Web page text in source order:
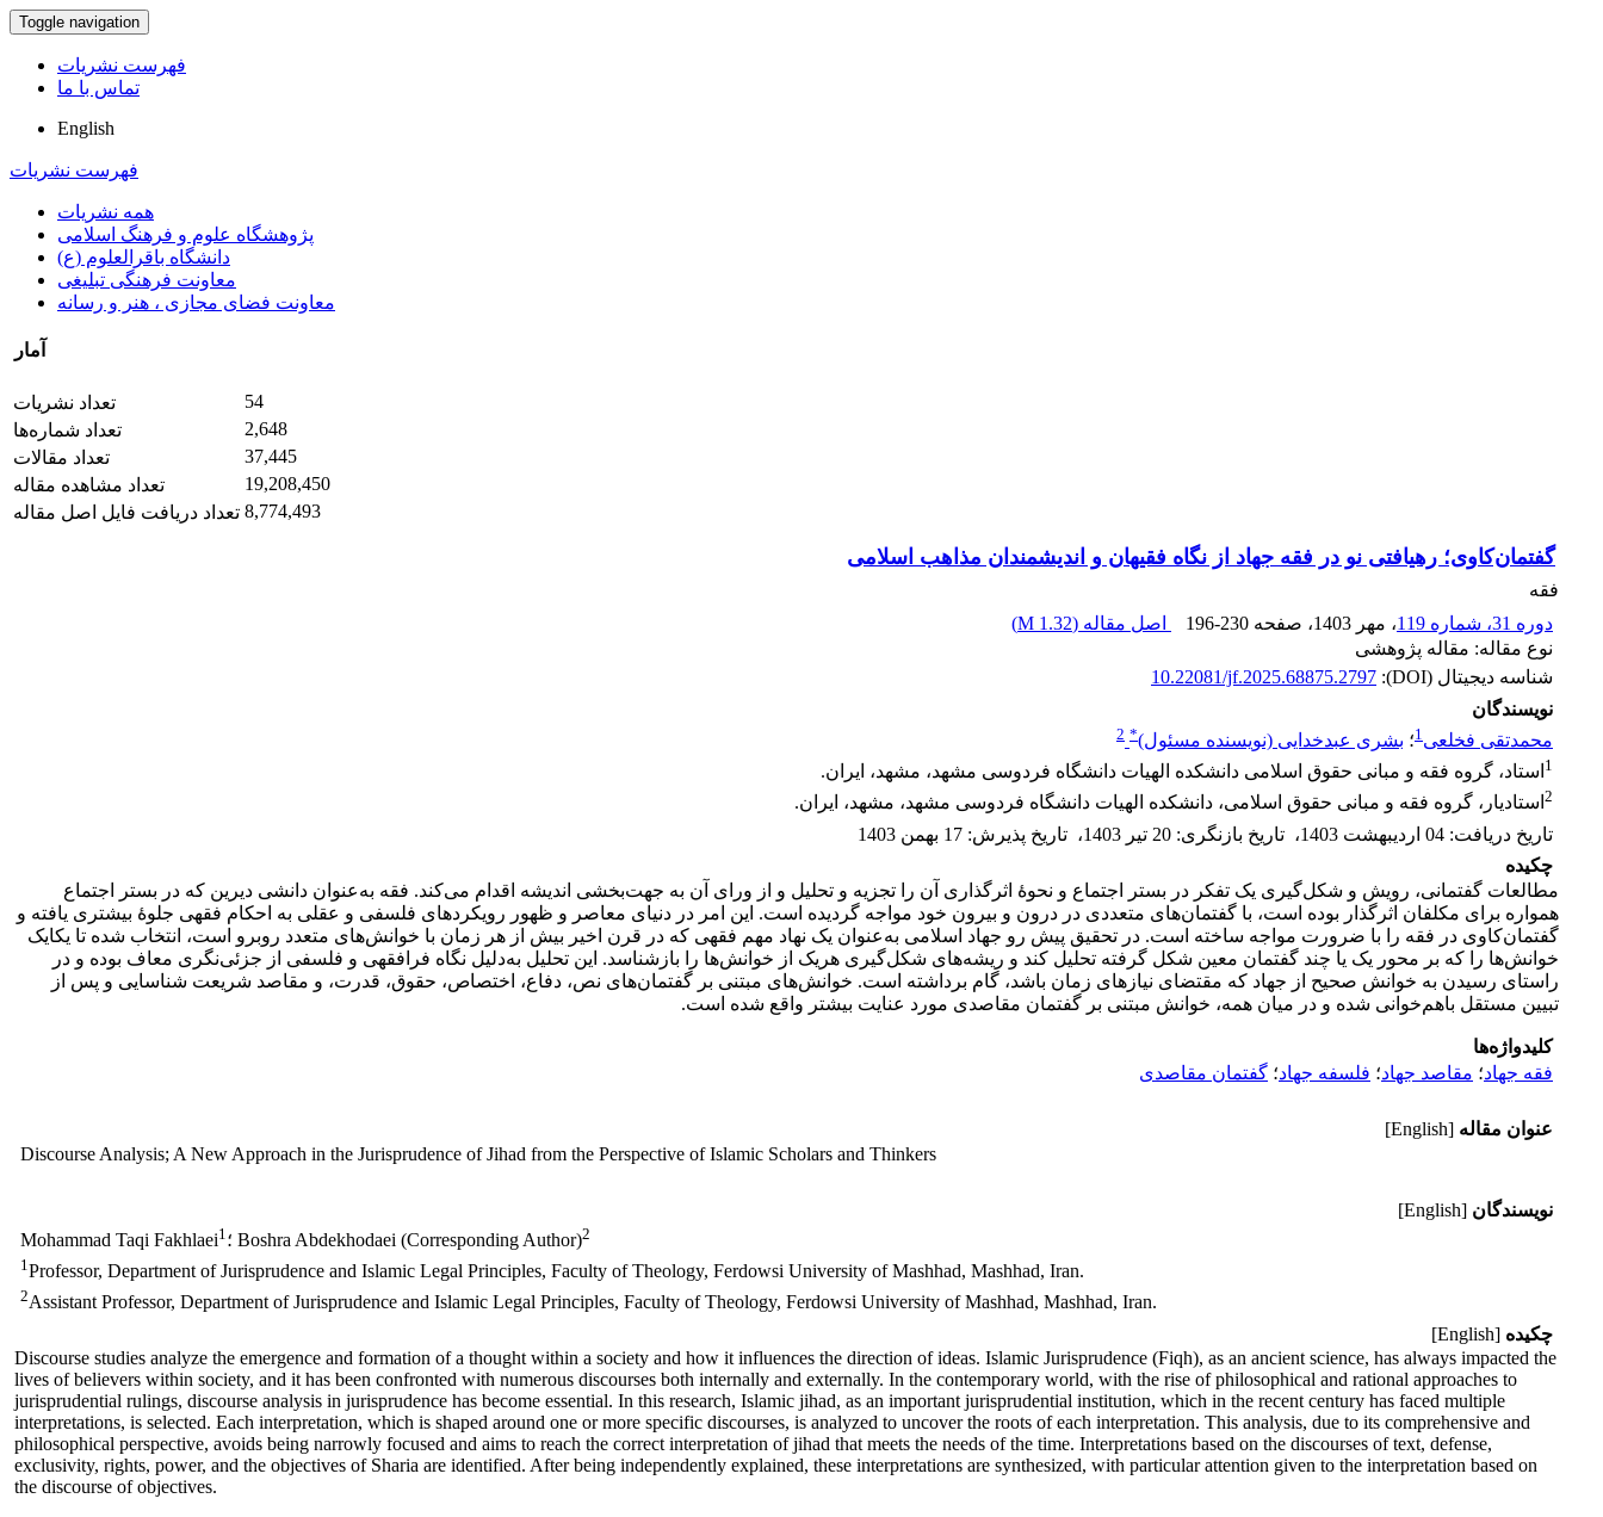
Toggle navigation
فهرست نشریات
تماس با ما
English
فهرست نشریات
همه نشریات
پژوهشگاه علوم و فرهنگ اسلامی
دانشگاه باقرالعلوم (ع)
معاونت فرهنگی تبلیغی
معاونت فضای مجازی ، هنر و رسانه
آمار
تعداد نشریات
54
تعداد شماره‌ها
2,648
تعداد مقالات
37,445
تعداد مشاهده مقاله
19,208,450
تعداد دریافت فایل اصل مقاله 8,774,493
گفتمان‌کاوی؛ رهیافتی نو در فقه جهاد از نگاه فقیهان و اندیشمندان مذاهب اسلامی
فقه
دوره 31، شماره 119
، مهر 1403 ، صفحه 196-230 اصل مقاله (1.32 M
)
نوع مقاله: مقاله پژوهشی
شناسه دیجیتال (DOI):
10.22081/jf.2025.68875.2797
نویسندگان
محمدتقی فخلعی 1؛ بشری عبدخدایی (نویسنده مسئول)*
2
1 استاد، گروه فقه و مبانی حقوق اسلامی دانشکده الهیات دانشگاه فردوسی مشهد، مشهد، ایران.
2 استادیار، گروه فقه و مبانی حقوق اسلامی، دانشکده الهیات دانشگاه فردوسی مشهد، مشهد، ایران.
تاریخ دریافت: 04 اردیبهشت 1403 ، تاریخ بازنگری: 20 تیر 1403 ، تاریخ پذیرش: 17 بهمن 1403
چکیده
مطالعات گفتمانی، رویش و شکل‌گیری یک تفکر در بستر اجتماع و نحوهٔ اثرگذاری آن را تجزیه و تحلیل و از ورای آن به جهت‌بخشی اندیشه اقدام می‌کند. فقه به‌عنوان دانشی دیرین که در بستر اجتماع
همواره برای مکلفان اثرگذار بوده است، با گفتمان‌های متعددی در درون و بیرون خود مواجه گردیده است. این امر در دنیای معاصر و ظهور رویکردهای فلسفی و عقلی به احکام فقهی جلوهٔ بیشتری یافته و
گفتمان‌کاوی در فقه را با ضرورت مواجه ساخته است. در تحقیق پیش رو جهاد اسلامی به‌عنوان یک نهاد مهم فقهی که در قرن اخیر بیش از هر زمان با خوانش‌های متعدد روبرو است، انتخاب شده تا یکایک
خوانش‌ها را که بر محور یک یا چند گفتمان معین شکل گرفته تحلیل کند و ریشه‌های شکل‌گیری هریک از خوانش‌ها را بازشناسد. این تحلیل به‌دلیل نگاه فرافقهی و فلسفی از جزئی‌نگری معاف بوده و در
راستای رسیدن به خوانش صحیح از جهاد که مقتضای نیازهای زمان باشد، گام برداشته است. خوانش‌های مبتنی بر گفتمان‌های نص، دفاع، اختصاص، حقوق، قدرت، و مقاصد شریعت شناسایی و پس از
تبیین مستقل باهم‌خوانی شده و در میان همه، خوانش مبتنی بر گفتمان مقاصدی مورد عنایت بیشتر واقع شده است.
کلیدواژه‌ها
فقه جهاد؛ مقاصد جهاد؛ فلسفه جهاد؛ گفتمان‌ مقاصدی
عنوان مقاله [English]
Discourse Analysis; A New Approach in the Jurisprudence of Jihad from the Perspective of Islamic Scholars and Thinkers
نویسندگان [English]
Mohammad Taqi Fakhlaei1 ؛ Boshra Abdekhodaei (Corresponding Author)2
1 Professor, Department of Jurisprudence and Islamic Legal Principles, Faculty of Theology, Ferdowsi University of Mashhad, Mashhad, Iran.
2Assistant Professor, Department of Jurisprudence and Islamic Legal Principles, Faculty of Theology, Ferdowsi University of Mashhad, Mashhad, Iran.
چکیده [English]
Discourse studies analyze the emergence and formation of a thought within a society and how it influences the direction of ideas. Islamic Jurisprudence (Fiqh), as an ancient science, has always impacted the
lives of believers within society, and it has been confronted with numerous discourses both internally and externally. In the contemporary world, with the rise of philosophical and rational approaches to
jurisprudential rulings, discourse analysis in jurisprudence has become essential. In this research, Islamic jihad, as an important jurisprudential institution, which in the recent century has faced multiple
interpretations, is selected. Each interpretation, which is shaped around one or more specific discourses, is analyzed to uncover the roots of each interpretation. This analysis, due to its comprehensive and
philosophical perspective, avoids being narrowly focused and aims to reach the correct interpretation of jihad that meets the needs of the time. Interpretations based on the discourses of text, defense,
exclusivity, rights, power, and the objectives of Sharia are identified. After being independently explained, these interpretations are synthesized, with particular attention given to the interpretation based on
the discourse of objectives.